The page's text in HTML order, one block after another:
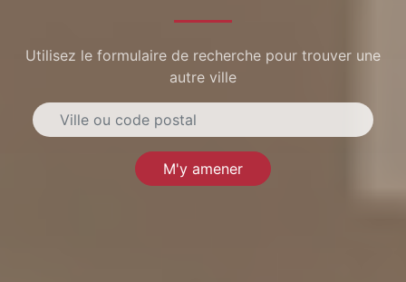
Utilisez le formulaire de recherche pour trouver une
autre ville
M'y amener